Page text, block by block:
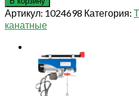
Таль
электрическая
TOR
PA
500/1000
Артикул: 1024698 Категория:
канатные